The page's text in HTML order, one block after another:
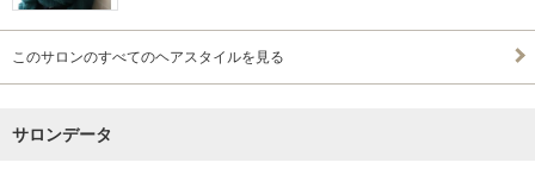
このサロンのすべてのヘアスタイルを見る
サロンデータ